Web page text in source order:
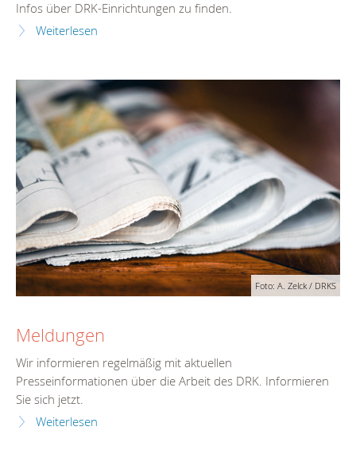
Infos über DRK-Einrichtungen zu finden.
Weiterlesen
Foto: A. Zelck / DRKS
Meldungen
Wir informieren regelmäßig mit aktuellen
Presseinformationen über die Arbeit des DRK. Informieren
Sie sich jetzt.
Weiterlesen